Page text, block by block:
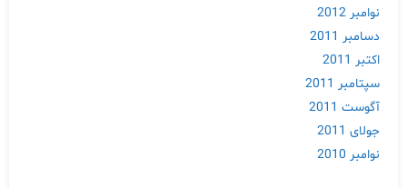
نوامبر 2012
دسامبر 2011
اکتبر 2011
سپتامبر 2011
آگوست 2011
جولای 2011
نوامبر 2010